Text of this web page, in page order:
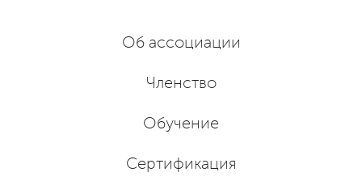
Об ассоциации
Членство
Обучение
Сертификация